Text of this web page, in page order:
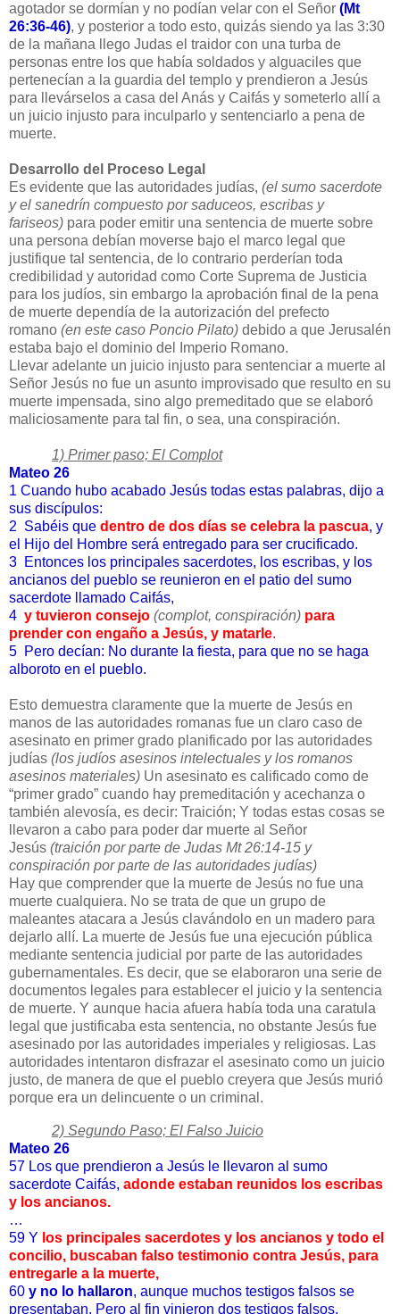
agotador se dormían y no podían velar con el Señor (Mt
26:36-46), y posterior a todo esto, quizás siendo ya las 3:30
de la mañana llego Judas el traidor con una turba de
personas entre los que había soldados y alguaciles que
pertenecían a la guardia del templo y prendieron a Jesús
para llevárselos a casa del Anás y Caifás y someterlo allí a
un juicio injusto para inculparlo y sentenciarlo a pena de
muerte.
Desarrollo del Proceso Legal
Es evidente que las autoridades judías, (el sumo sacerdote
y el sanedrín compuesto por saduceos, escribas y
fariseos) para poder emitir una sentencia de muerte sobre
una persona debían moverse bajo el marco legal que
justifique tal sentencia, de lo contrario perderían toda
credibilidad y autoridad como Corte Suprema de Justicia
para los judíos, sin embargo la aprobación final de la pena
de muerte dependía de la autorización del prefecto
romano (en este caso Poncio Pilato) debido a que Jerusalén
estaba bajo el dominio del Imperio Romano.
Llevar adelante un juicio injusto para sentenciar a muerte al
Señor Jesús no fue un asunto improvisado que resulto en su
muerte impensada, sino algo premeditado que se elaboró
maliciosamente para tal fin, o sea, una conspiración.
1) Primer paso; El Complot
Mateo 26
1 Cuando hubo acabado Jesús todas estas palabras, dijo a
sus discípulos:
2 Sabéis que dentro de dos días se celebra la pascua, y
el Hijo del Hombre será entregado para ser crucificado.
3 Entonces los principales sacerdotes, los escribas, y los
ancianos del pueblo se reunieron en el patio del sumo
sacerdote llamado Caifás,
4 y tuvieron consejo (complot, conspiración) para
prender con engaño a Jesús, y matarle.
5 Pero decían: No durante la fiesta, para que no se haga
alboroto en el pueblo.
Esto demuestra claramente que la muerte de Jesús en
manos de las autoridades romanas fue un claro caso de
asesinato en primer grado planificado por las autoridades
judías (los judíos asesinos intelectuales y los romanos
asesinos materiales) Un asesinato es calificado como de
“primer grado” cuando hay premeditación y acechanza o
también alevosía, es decir: Traición; Y todas estas cosas se
llevaron a cabo para poder dar muerte al Señor
Jesús (traición por parte de Judas Mt 26:14-15 y
conspiración por parte de las autoridades judías)
Hay que comprender que la muerte de Jesús no fue una
muerte cualquiera. No se trata de que un grupo de
maleantes atacara a Jesús clavándolo en un madero para
dejarlo allí. La muerte de Jesús fue una ejecución pública
mediante sentencia judicial por parte de las autoridades
gubernamentales. Es decir, que se elaboraron una serie de
documentos legales para establecer el juicio y la sentencia
de muerte. Y aunque hacia afuera había toda una caratula
legal que justificaba esta sentencia, no obstante Jesús fue
asesinado por las autoridades imperiales y religiosas. Las
autoridades intentaron disfrazar el asesinato como un juicio
justo, de manera de que el pueblo creyera que Jesús murió
porque era un delincuente o un criminal.
2) Segundo Paso; El Falso Juicio
Mateo 26
57 Los que prendieron a Jesús le llevaron al sumo
sacerdote Caifás, adonde estaban reunidos los escribas
y los ancianos.
…
59 Y los principales sacerdotes y los ancianos y todo el
concilio, buscaban falso testimonio contra Jesús, para
entregarle a la muerte,
60 y no lo hallaron, aunque muchos testigos falsos se
presentaban. Pero al fin vinieron dos testigos falsos,